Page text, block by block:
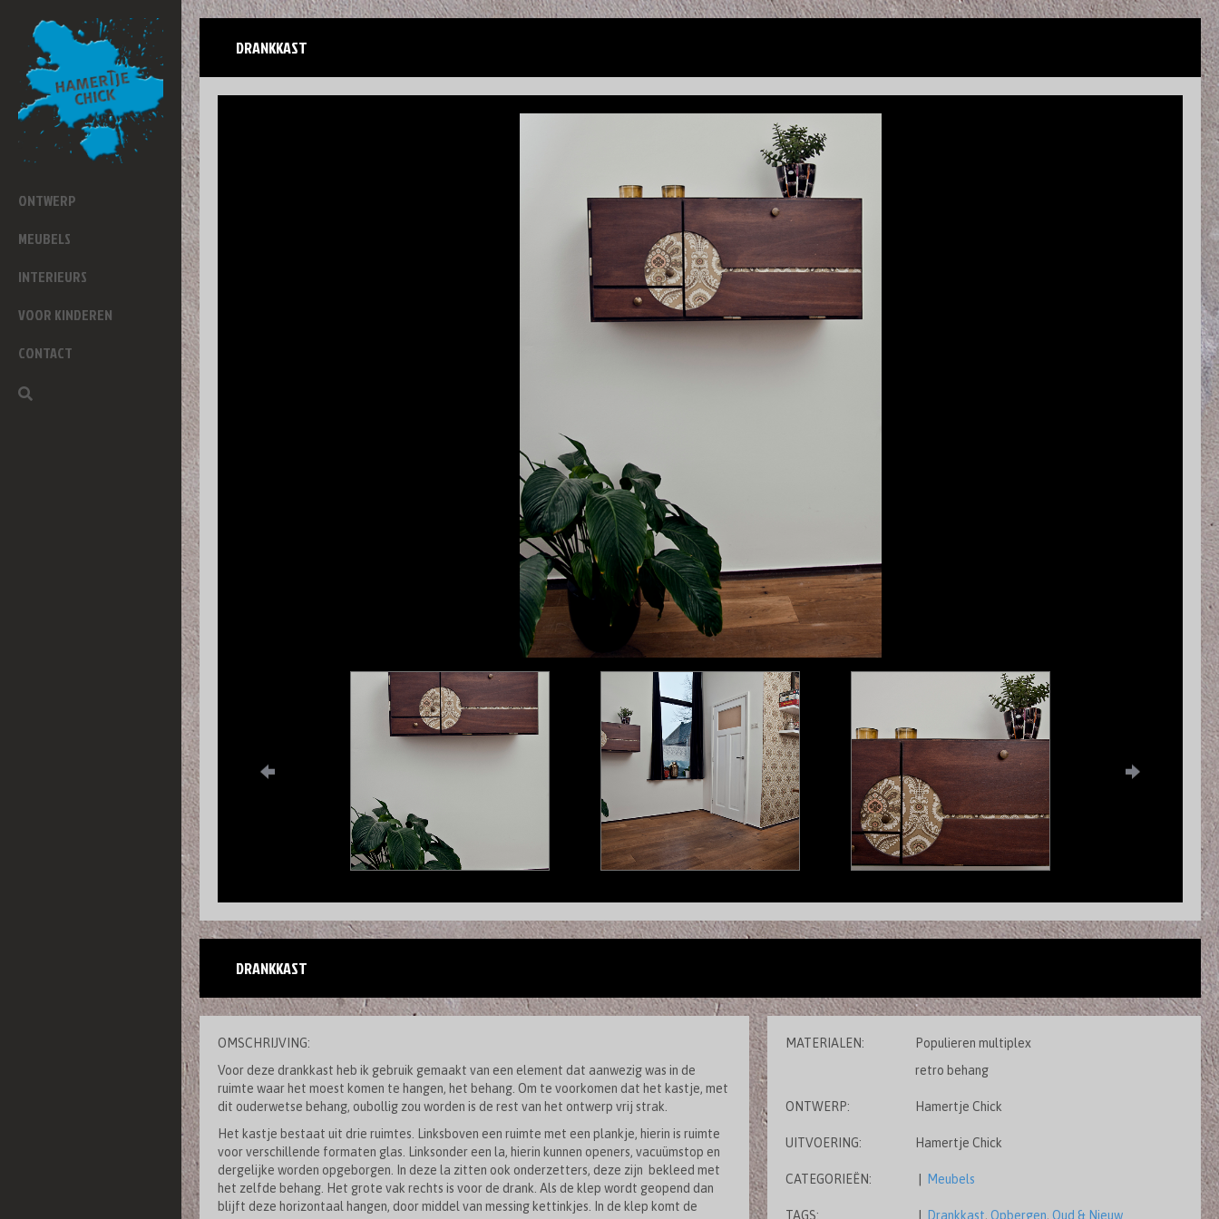
ONTWERP
MEUBELS
INTERIEURS
VOOR KINDEREN
CONTACT
DRANKKAST
DRANKKAST
OMSCHRIJVING:
Voor deze drankkast heb ik gebruik gemaakt van een element dat aanwezig was in de
ruimte waar het moest komen te hangen, het behang. Om te voorkomen dat het kastje, met
dit ouderwetse behang, oubollig zou worden is de rest van het ontwerp vrij strak.
Het kastje bestaat uit drie ruimtes. Linksboven een ruimte met een plankje, hierin is ruimte
voor verschillende formaten glas. Linksonder een la, hierin kunnen openers, vacuümstop en
dergelijke worden opgeborgen. In deze la zitten ook onderzetters, deze zijn bekleed met
het zelfde behang. Het grote vak rechts is voor de drank. Als de klep wordt geopend dan
blijft deze horizontaal hangen, door middel van messing kettinkjes. In de klep komt de
MATERIALEN:
Populieren multiplex
retro behang
ONTWERP: Hamertje Chick
UITVOERING: Hamertje Chick
CATEGORIEËN: Meubels
TAGS: Drankkast,Opbergen,Oud & Nieuw